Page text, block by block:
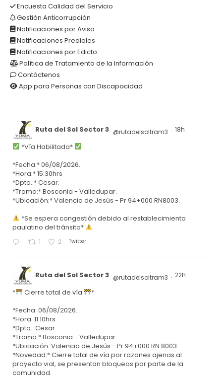
Encuesta Calidad del Servicio
Gestión Anticorrupción
Notificaciones por Aviso
Notificaciones Prediales
Notificaciones por Edicto
Política de Tratamiento de la Información
Contáctenos
App para Personas con Discapacidad
Ruta del Sol Sector 3 @rutadelsoltram3 · 18h
*Vía Habilitada*
*Fecha:* 06/08/2026.
*Hora:* 15:30hrs
*Dpto.:* Cesar.
*Tramo:* Bosconia - Valledupar.
*Ubicación:* Valencia de Jesús - Pr 94+000 RN8003.
*Se espera congestión debido al restablecimiento
paulatino del tránsito*
1 2 Twitter
Ruta del Sol Sector 3 @rutadelsoltram3 · 22h
* Cierre total de vía
*
*Fecha: 06/08/2026.
*Hora: 11:10hrs
*Dpto.: Cesar
*Tramo:* Bosconia - Valledupar
*Ubicación: Valencia de Jesús - Pr 94+000 RN 8003
*Novedad:* Cierre total de vía por razones ajenas al
proyecto vial, se presentan bloqueos por parte de la
comunidad.